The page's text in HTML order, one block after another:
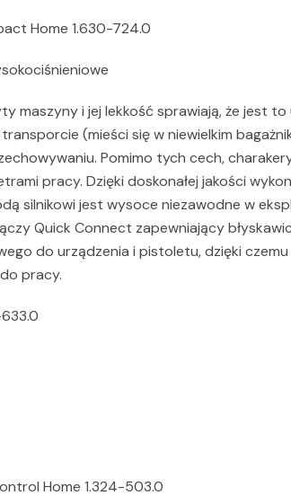
Home 1.630-724.0
maszyny i jej lekkość sprawiają, że jest
(mieści się w niewielkim
Pomimo tych cech,
pracy. Dzięki doskonałej jakości
silnikowi jest wysoce niezawodne w
Quick Connect zapewniający
do urządzenia i pistoletu, dzięki
pracy.
Home 1.324-503.0